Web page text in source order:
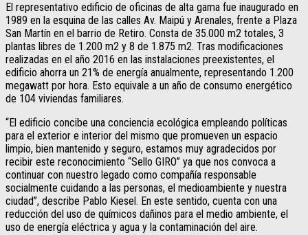
El representativo edificio de oficinas de alta gama fue inaugurado en
1989 en la esquina de las calles Av. Maipú y Arenales, frente a Plaza
San Martín en el barrio de Retiro. Consta de 35.000 m2 totales, 3
plantas libres de 1.200 m2 y 8 de 1.875 m2. Tras modificaciones
realizadas en el año 2016 en las instalaciones preexistentes, el
edificio ahorra un 21% de energía anualmente, representando 1.200
megawatt por hora. Esto equivale a un año de consumo energético
de 104 viviendas familiares.
“El edificio concibe una conciencia ecológica empleando políticas
para el exterior e interior del mismo que promueven un espacio
limpio, bien mantenido y seguro, estamos muy agradecidos por
recibir este reconocimiento “Sello GIRO” ya que nos convoca a
continuar con nuestro legado como compañía responsable
socialmente cuidando a las personas, el medioambiente y nuestra
ciudad”, describe Pablo Kiesel. En este sentido, cuenta con una
reducción del uso de químicos dañinos para el medio ambiente, el
uso de energía eléctrica y agua y la contaminación del aire.